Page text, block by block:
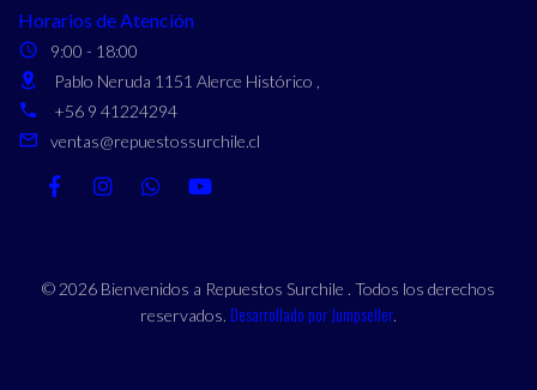
Horarios de Atención
9:00 - 18:00
Pablo Neruda 1151 Alerce Histórico ,
+56 9 41224294
ventas@repuestossurchile.cl
© 2026 Bienvenidos a Repuestos Surchile . Todos los derechos
reservados. Desarrollado por Jumpseller.